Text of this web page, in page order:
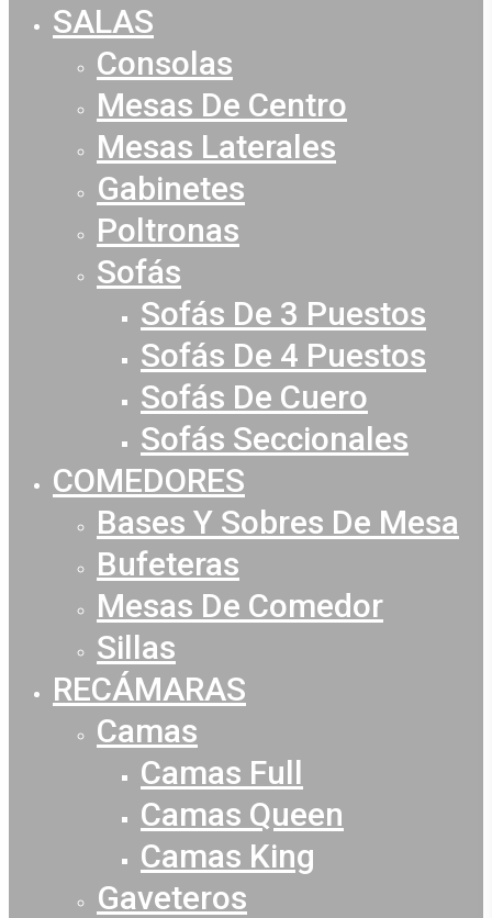
SALAS
Consolas
Mesas De Centro
Mesas Laterales
Gabinetes
Poltronas
Sofás
Sofás De 3 Puestos
Sofás De 4 Puestos
Sofás De Cuero
Sofás Seccionales
COMEDORES
Bases Y Sobres De Mesa
Bufeteras
Mesas De Comedor
Sillas
RECÁMARAS
Camas
Camas Full
Camas Queen
Camas King
Gaveteros